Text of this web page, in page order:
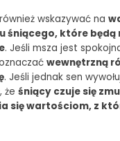
wskazywać na
śniącego, które będą
. Jeśli msza jest
wewnętrzną
. Jeśli jednak sen
że śniący czuje się
się wartościom, z